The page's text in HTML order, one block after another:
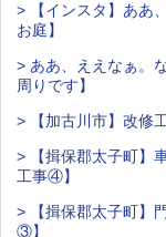
> 【インスタ】ああ
お庭】
> ああ、ええなぁ。
周りです】
> 【加古川市】改修
> 【揖保郡太子町】
工事④】
> 【揖保郡太子町】
③】